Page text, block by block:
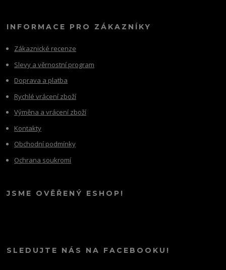
INFORMACE PRO ZÁKAZNÍKY
Zákaznické recenze
Slevy a věrnostní program
Doprava a platba
Rychlé vrácení zboží
Výměna a vrácení zboží
Kontakty
Obchodní podmínky
Ochrana soukromí
JSME OVĚŘENÝ ESHOP!
SLEDUJTE NÁS NA FACEBOOKU!